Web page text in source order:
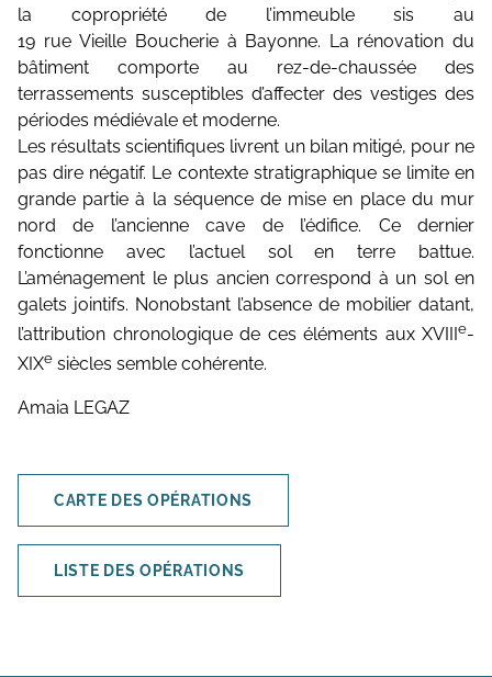
la copropriété de l’immeuble sis au
19 rue Vieille Boucherie à Bayonne. La rénovation du
bâtiment comporte au rez-de-chaussée des
terrassements susceptibles d’affecter des vestiges des
périodes médiévale et moderne.
Les résultats scientifiques livrent un bilan mitigé, pour ne
pas dire négatif. Le contexte stratigraphique se limite en
grande partie à la séquence de mise en place du mur
nord de l’ancienne cave de l’édifice. Ce dernier
fonctionne avec l’actuel sol en terre battue.
L’aménagement le plus ancien correspond à un sol en
galets jointifs. Nonobstant l’absence de mobilier datant,
l’attribution chronologique de ces éléments aux XVIIIe-
XIXe siècles semble cohérente.
Amaia LEGAZ
CARTE DES OPÉRATIONS
LISTE DES OPÉRATIONS